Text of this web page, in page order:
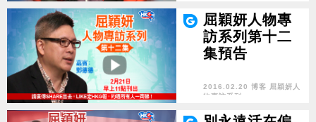
屈穎妍人物專
訪系列第十二
集預告
2016.02.20 博客 屈穎妍人
物專訪系列